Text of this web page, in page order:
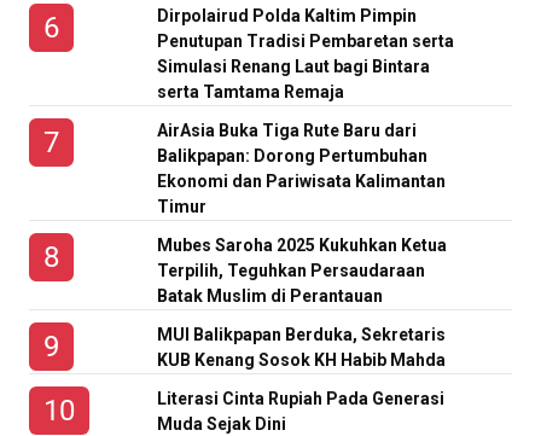
Dirpolairud Polda Kaltim Pimpin
Penutupan Tradisi Pembaretan serta
Simulasi Renang Laut bagi Bintara
serta Tamtama Remaja
AirAsia Buka Tiga Rute Baru dari
Balikpapan: Dorong Pertumbuhan
Ekonomi dan Pariwisata Kalimantan
Timur
Mubes Saroha 2025 Kukuhkan Ketua
Terpilih, Teguhkan Persaudaraan
Batak Muslim di Perantauan
MUI Balikpapan Berduka, Sekretaris
KUB Kenang Sosok KH Habib Mahda
Literasi Cinta Rupiah Pada Generasi
Muda Sejak Dini